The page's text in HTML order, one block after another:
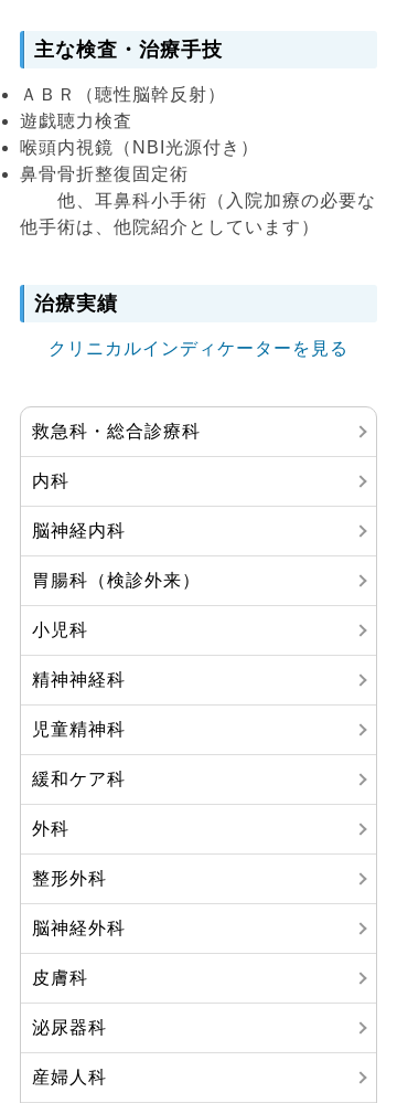
主な検査・治療手技
ＡＢＲ（聴性脳幹反射）
遊戯聴力検査
喉頭内視鏡（NBI光源付き）
鼻骨骨折整復固定術
他、耳鼻科小手術（入院加療の必要な
他手術は、他院紹介としています）
治療実績
クリニカルインディケーターを見る
救急科・総合診療科
内科
脳神経内科
胃腸科（検診外来）
小児科
精神神経科
児童精神科
緩和ケア科
外科
整形外科
脳神経外科
皮膚科
泌尿器科
産婦人科